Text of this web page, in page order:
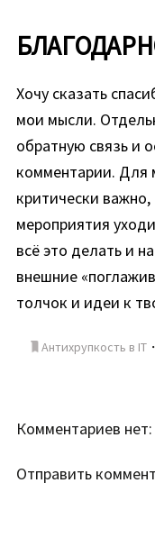
Хочу сказать
мои мысли.
обратную связь и
комментарии. Для
критически
мероприятия
всё это делать и
внешние
толчок и идеи к
Антихрупкость в IT ・
Комментариев нет:
Отправить